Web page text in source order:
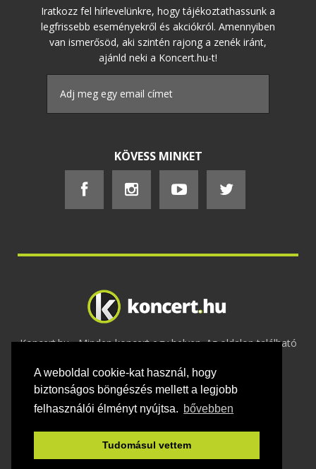
A weboldal cookie-kat használ, hogy
biztonságos böngészés mellett a legjobb
felhasználói élményt nyújtsa. bővebben
Tudomásul vettem
Iratkozz fel hírlevelünkre, hogy tájékoztathassunk a
legfrissebb eseményekről és akciókról. Amennyiben
van ismerősöd, aki szintén rajong a zenék iránt,
ajánld neki a Koncert.hu-t!
KÖVESS MINKET
Koncert.hu - Minden koncert egy helyen. Az oldalon található
2020 Adatvédelem-ÁSZF-Felhasználási
feltételek-Webmaster- Kapcsolat és üzenet küldés